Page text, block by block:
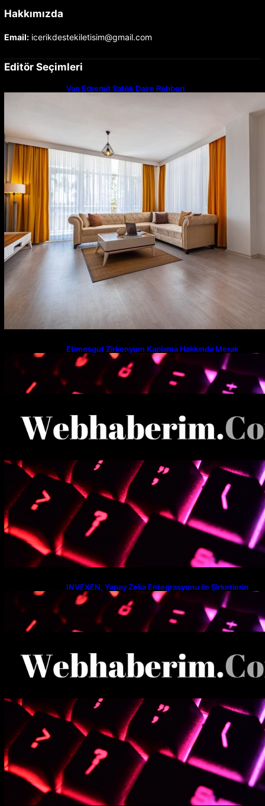
Hakkımızda
Email:icerikdestekiletisim@gmail.com
Editör Seçimleri
Van Edremit Satılık Daire Rehberi
Etimesgut Zirkonyum Kaplama Hakkında Merak
Edilenler
INVEXEN, Yapay Zeka Entegrasyonu ile Şirketlerin
Verimlilik Seviyesini Yeniden Tanımlıyor